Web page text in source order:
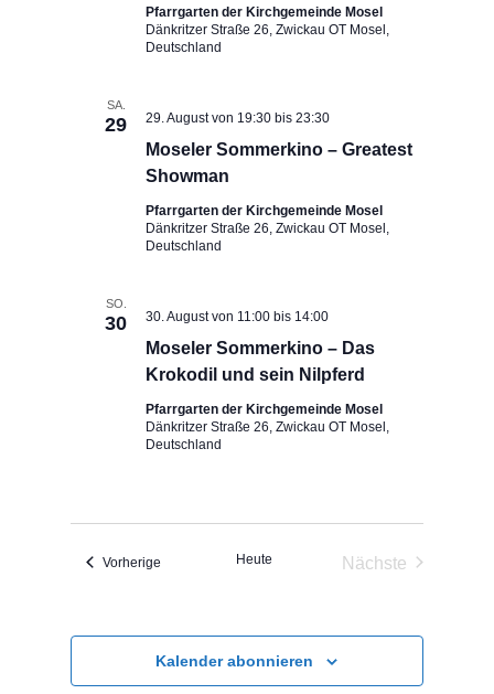
Pfarrgarten der Kirchgemeinde Mosel
Dänkritzer Straße 26, Zwickau OT Mosel,
Deutschland
SA.
29
Moseler Sommerkino – Greatest
Showman
29. August von 19:30bis23:30
Pfarrgarten der Kirchgemeinde Mosel
Dänkritzer Straße 26, Zwickau OT Mosel,
Deutschland
SO.
30
Moseler Sommerkino – Das
Krokodil und sein Nilpferd
30. August von 11:00bis 14:00
Pfarrgarten der Kirchgemeinde Mosel
Dänkritzer Straße 26, Zwickau OT Mosel,
Deutschland
Vorherige Veranstaltungen
Heute
Nächste
Kalender abonnieren